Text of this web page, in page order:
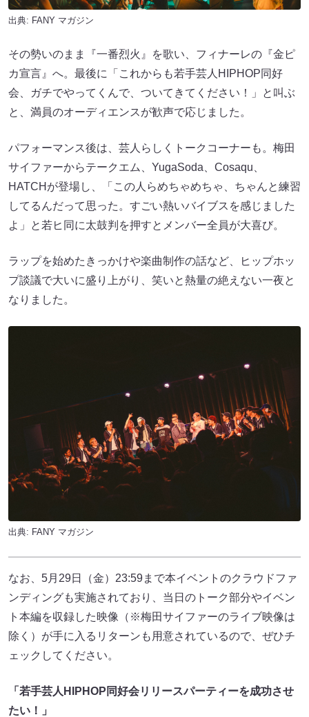
出典: FANY マガジン
その勢いのまま『一番烈火』を歌い、フィナーレの『金ピ
カ宣言』へ。最後に「これからも若手芸人HIPHOP同好
会、ガチでやってくんで、ついてきてください！」と叫ぶ
と、満員のオーディエンスが歓声で応じました。
パフォーマンス後は、芸人らしくトークコーナーも。梅田
サイファーからテークエム、YugaSoda、Cosaqu、
HATCHが登場し、「この人らめちゃめちゃ、ちゃんと練習
してるんだって思った。すごい熱いバイブスを感じました
よ」と若ヒ同に太鼓判を押すとメンバー全員が大喜び。
ラップを始めたきっかけや楽曲制作の話など、ヒップホッ
プ談議で大いに盛り上がり、笑いと熱量の絶えない一夜と
なりました。
出典: FANY マガジン
なお、5月29日（金）23:59まで本イベントのクラウドファ
ンディングも実施されており、当日のトーク部分やイベン
ト本編を収録した映像（※梅田サイファーのライブ映像は
除く）が手に入るリターンも用意されているので、ぜひチ
ェックしてください。
「若手芸人HIPHOP同好会リリースパーティーを成功させ
たい！」